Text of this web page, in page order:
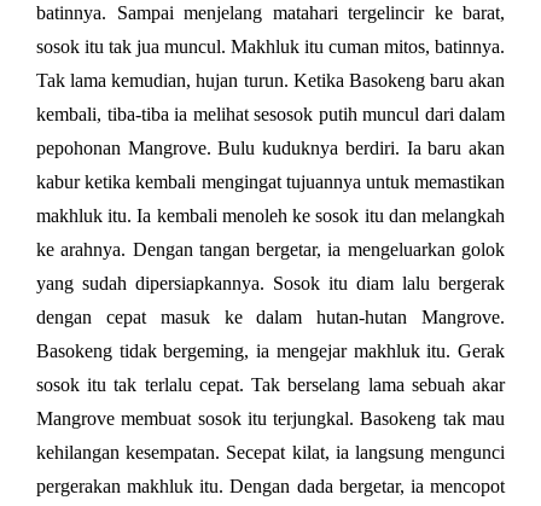
batinnya. Sampai menjelang matahari tergelincir ke barat,
sosok itu tak jua muncul. Makhluk itu cuman mitos, batinnya.
Tak lama kemudian, hujan turun. Ketika Basokeng baru akan
kembali, tiba-tiba ia melihat sesosok putih muncul dari dalam
pepohonan Mangrove. Bulu kuduknya berdiri. Ia baru akan
kabur ketika kembali mengingat tujuannya untuk memastikan
makhluk itu. Ia kembali menoleh ke sosok itu dan melangkah
ke arahnya. Dengan tangan bergetar, ia mengeluarkan golok
yang sudah dipersiapkannya. Sosok itu diam lalu bergerak
dengan cepat masuk ke dalam hutan-hutan Mangrove.
Basokeng tidak bergeming, ia mengejar makhluk itu. Gerak
sosok itu tak terlalu cepat. Tak berselang lama sebuah akar
Mangrove membuat sosok itu terjungkal. Basokeng tak mau
kehilangan kesempatan. Secepat kilat, ia langsung mengunci
pergerakan makhluk itu. Dengan dada bergetar, ia mencopot